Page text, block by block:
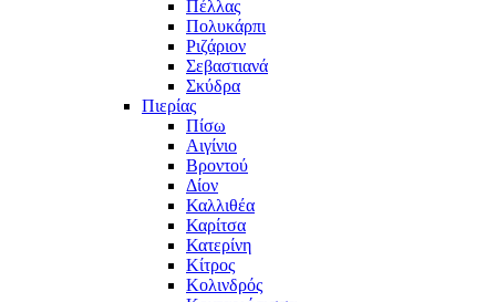
Πέλλας
Πολυκάρπι
Ριζάριον
Σεβαστιανά
Σκύδρα
Πιερίας
Πίσω
Αιγίνιο
Βροντού
Δίον
Καλλιθέα
Καρίτσα
Κατερίνη
Κίτρος
Κολινδρός